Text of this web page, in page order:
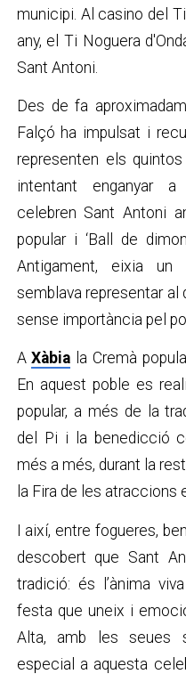
municipi. Al casino del
any, el Ti Noguera
Sant Antoni.
Des de fa
Falçó ha impulsat i
representen els
intentant enganyar
celebren Sant Antoni
popular i ‘Ball de
Antigament, eixia un
semblava representar
sense importància pel
AXàbia la Cremà
En aquest poble es
popular, a més de la
del Pi i la benedicció
més a més, durant la
la Fira de les atraccions
I així, entre fogueres,
descobert que Sant
tradició: és l’ànima
festa que uneix i
Alta, amb les seues
especial a aquesta